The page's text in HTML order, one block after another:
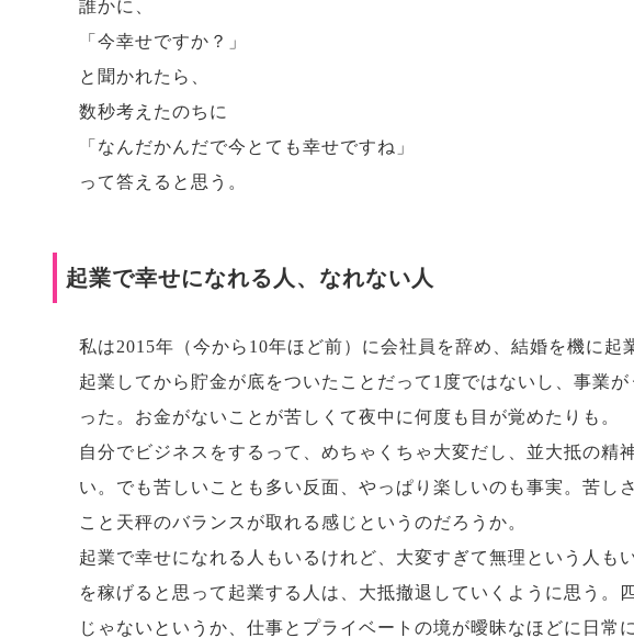
誰かに、
「今幸せですか？」
と聞かれたら、
数秒考えたのちに
「なんだかんだで今とても幸せですね」
って答えると思う。
起業で幸せになれる人、なれない人
私は2015年（今から10年ほど前）に会社員を辞め、結婚を機に起
起業してから貯金が底をついたことだって1度ではないし、事業
った。お金がないことが苦しくて夜中に何度も目が覚めたりも。
自分でビジネスをするって、めちゃくちゃ大変だし、並大抵の精
い。でも苦しいことも多い反面、やっぱり楽しいのも事実。苦し
こと天秤のバランスが取れる感じというのだろうか。
起業で幸せになれる人もいるけれど、大変すぎて無理という人も
を稼げると思って起業する人は、大抵撤退していくように思う。
じゃないというか、仕事とプライベートの境が曖昧なほどに日常